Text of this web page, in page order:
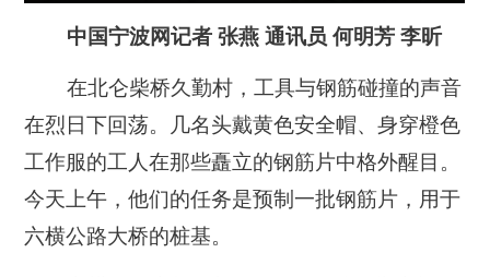
中国宁波网记者 张燕 通讯员 何明芳 李昕
在北仑柴桥久勤村，工具与钢筋碰撞的声音
在烈日下回荡。几名头戴黄色安全帽、身穿橙色
工作服的工人在那些矗立的钢筋片中格外醒目。
今天上午，他们的任务是预制一批钢筋片，用于
六横公路大桥的桩基。